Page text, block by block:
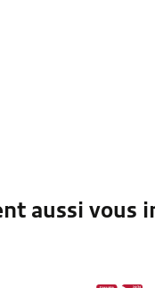
aussi vous